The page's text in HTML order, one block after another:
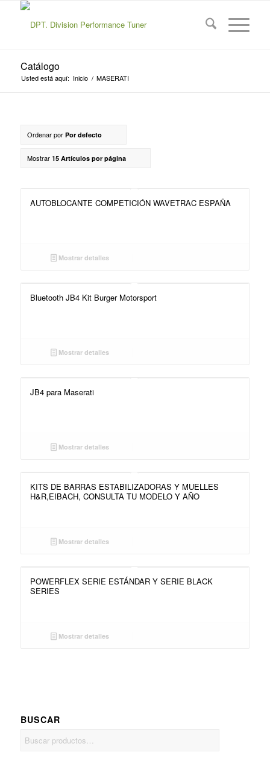
Catálogo
Usted está aquí: Inicio / MASERATI
Ordenar por Por defecto
Mostrar 15 Artículos por página
AUTOBLOCANTE COMPETICIÓN WAVETRAC ESPAÑA
Mostrar detalles
Bluetooth JB4 Kit Burger Motorsport
Mostrar detalles
JB4 para Maserati
Mostrar detalles
KITS DE BARRAS ESTABILIZADORAS Y MUELLES
H&R,EIBACH, CONSULTA TU MODELO Y AÑO
Mostrar detalles
POWERFLEX SERIE ESTÁNDAR Y SERIE BLACK
SERIES
Mostrar detalles
BUSCAR